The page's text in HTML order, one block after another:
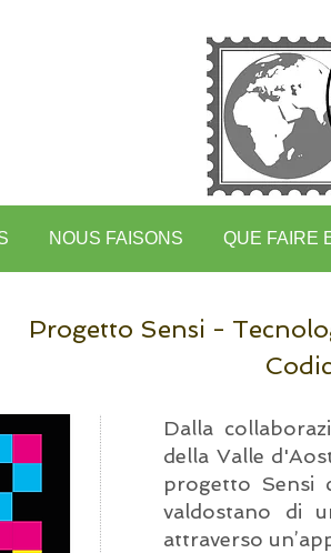
NOUS FAISONS QUE FAIRE
Progetto Sensi -
Dalla
della Valle
progetto Sensi
valdostano di
attraverso